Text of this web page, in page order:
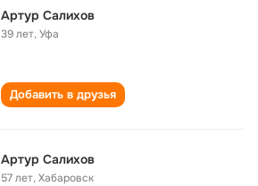
Артур Салихов
39 лет,Уфа
Добавить в друзья
Артур Салихов
57 лет,Хабаровск